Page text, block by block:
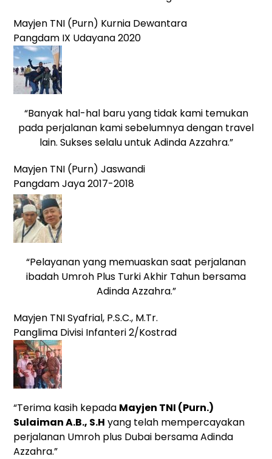
Mayjen TNI (Purn) Kurnia Dewantara
Pangdam IX Udayana 2020
“Banyak hal-hal baru yang tidak kami temukan
pada perjalanan kami sebelumnya dengan travel
lain. Sukses selalu untuk Adinda Azzahra.”
Mayjen TNI (Purn) Jaswandi
Pangdam Jaya 2017-2018
“Pelayanan yang memuaskan saat perjalanan
ibadah Umroh Plus Turki Akhir Tahun bersama
Adinda Azzahra.”
Mayjen TNI Syafrial, P.S.C., M.Tr.
Panglima Divisi Infanteri 2/Kostrad
“Terima kasih kepada Mayjen TNI (Purn.)
Sulaiman A.B., S.H yang telah mempercayakan
perjalanan Umroh plus Dubai bersama Adinda
Azzahra.”